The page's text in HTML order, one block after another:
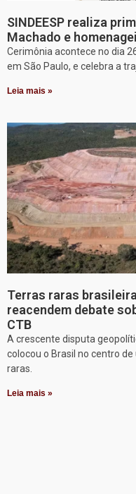
SINDEESP realiza
Machado e
Cerimônia acontece no dia
em São Paulo, e celebra a
Leia mais »
Terras raras
reacendem debate
CTB
A crescente disputa
colocou o Brasil no centro
raras.
Leia mais »